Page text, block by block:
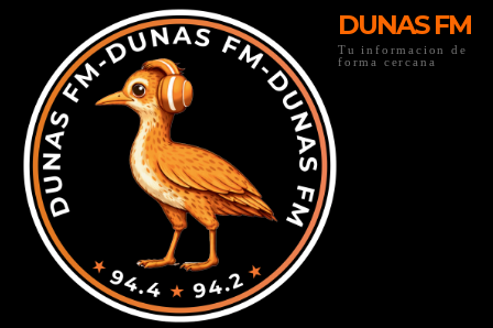
DUNAS FM
Tu informacion de
forma cercana